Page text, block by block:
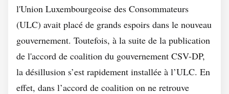
l'Union Luxembourgeoise des Consommateurs
(ULC) avait placé de grands espoirs dans le nouveau
gouvernement. Toutefois, à la suite de la publication
de l'accord de coalition du gouvernement CSV-DP,
la désillusion s’est rapidement installée à l’ULC. En
effet, dans l’accord de coalition on ne retrouve